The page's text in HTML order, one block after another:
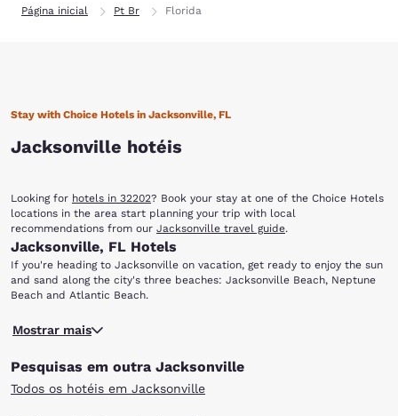
Página inicial Pt Br Florida
Stay with Choice Hotels in Jacksonville, FL
Jacksonville hotéis
Looking for hotels in 32202? Book your stay at one of the Choice Hotels
locations in the area start planning your trip with local
recommendations from our Jacksonville travel guide.
Jacksonville, FL Hotels
If you're heading to Jacksonville on vacation, get ready to enjoy the sun
and sand along the city's three beaches: Jacksonville Beach, Neptune
Beach and Atlantic Beach.
You'll also find that there are a variety of options dining, shopping,
entertainment, nightlife, sporting events and more. When you stay at
sights and attractions that make this coastal city unique.
With multiple locations in Jacksonville and surrounding areas, you can
Mostrar mais
Pesquisas em outra Jacksonville
Todos os hotéis em Jacksonville